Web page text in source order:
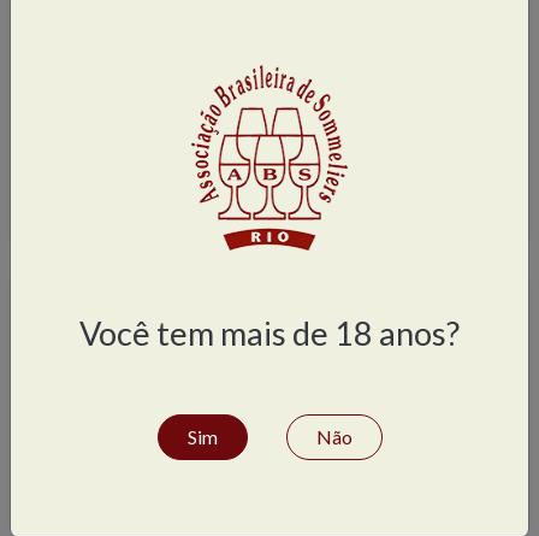
Área de atuação
Você tem mais de 18 anos?
Sim Não